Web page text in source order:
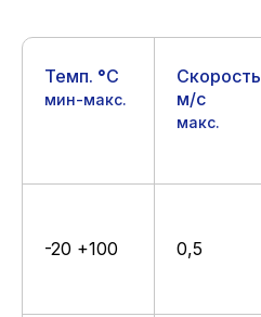
Темп. °C
мин-макс.
Скорость
м/с
макс.
-20 +100 0,5
*POM до Ø 260 мм, PA6G свыше Ø 260 мм